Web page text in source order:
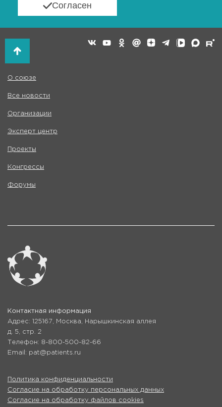
Согласен
О союзе
Все новости
Организации
Эксперт центр
Проекты
Конгрессы
Форумы
Контактная информация
Адрес: 125167, Москва, Нарышкинская аллея
д. 5, стр. 2
Телефон: 8-800-500-82-66
Email: pat@patients.ru
Политика конфиденциальности
Согласие на обработку персональных данных
Согласие на обработку файлов cookies